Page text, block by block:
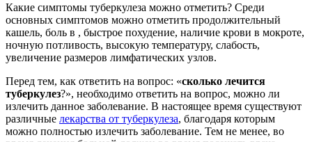
Какие симптомы туберкулеза можно отметить? Среди
основных симптомов можно отметить продолжительный
кашель, боль в , быстрое похудение, наличие крови в мокроте,
ночную потливость, высокую температуру, слабость,
увеличение размеров лимфатических узлов.
Перед тем, как ответить на вопрос: «сколько лечится
туберкулез?», необходимо ответить на вопрос, можно ли
излечить данное заболевание. В настоящее время существуют
различные лекарства от туберкулеза, благодаря которым
можно полностью излечить заболевание. Тем не менее, во